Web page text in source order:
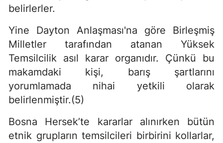
belirlerler.
Yine Dayton Anlaşması'na göre Birleşmiş
Milletler tarafından atanan Yüksek
Temsilcilik asıl karar organıdır. Çünkü bu
makamdaki kişi, barış şartlarını
yorumlamada nihai yetkili olarak
belirlenmiştir.(5)
Bosna Hersek’te kararlar alınırken bütün
etnik grupların temsilcileri birbirini kollarlar,